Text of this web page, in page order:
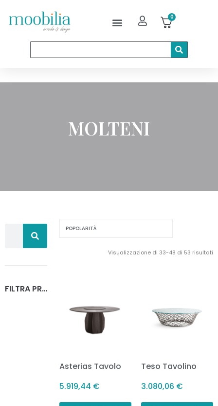
0
MOLTENI
FILTRA PRODOTTI
Visualizzazione di 33-48 di 53 risultati
Asterias Tavolo
5.919,44 €
Teso Tavolino
3.080,06 €